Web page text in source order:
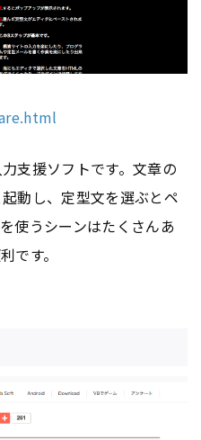
支援ソフトです。文章の
動し、定型文を選ぶとペ
使うシーンはたくさんあ
です。